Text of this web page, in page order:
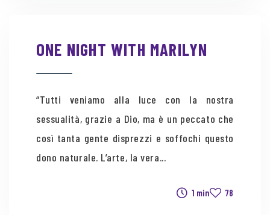
ONE NIGHT WITH MARILYN
“Tutti veniamo alla luce con la nostra
sessualità, grazie a Dio, ma è un peccato che
così tanta gente disprezzi e soffochi questo
dono naturale. L’arte, la vera...
78
1 min